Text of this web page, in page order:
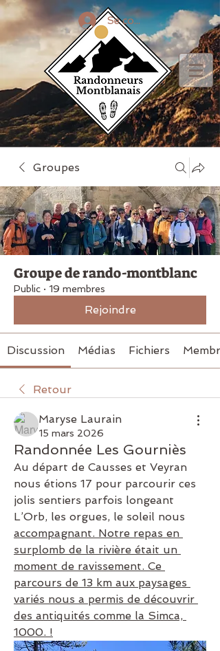
Se connecter
Groupes
Groupe de rando-montblanc
Public · 19 membres
Rejoindre
Discussion Médias Fichiers
Retour
Maryse Laurain
15 mars 2026
Randonnée Les Gourniès
Au départ de Causses et Veyran
nous étions 17 pour parcourir ces
jolis sentiers parfois longeant
accompagnant. Notre repas en
surplomb de la rivière était un
moment de ravissement. Ce
parcours de 13 km aux paysages
variés nous a permis de découvrir
des antiquités comme la Simca,
1000. !